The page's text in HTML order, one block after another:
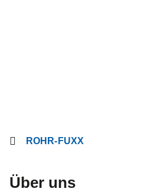
ROHR-FUXX
Über uns